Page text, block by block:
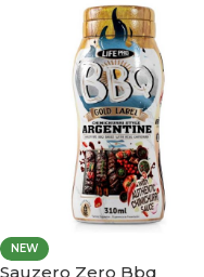
NEW
Sauzero Zero Bbq